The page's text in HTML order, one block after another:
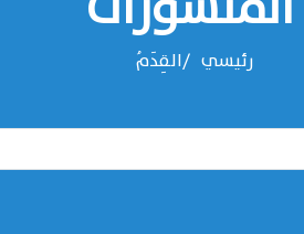
رئيسي القِدَمُ